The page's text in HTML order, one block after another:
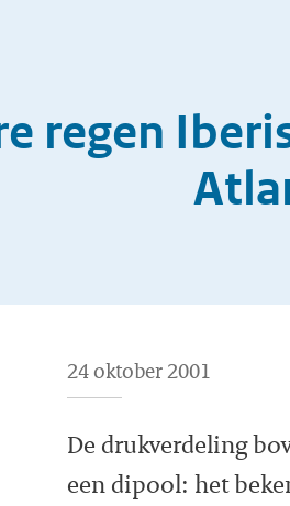
regen
24 oktober 2001
De drukverdeling
een dipool: het